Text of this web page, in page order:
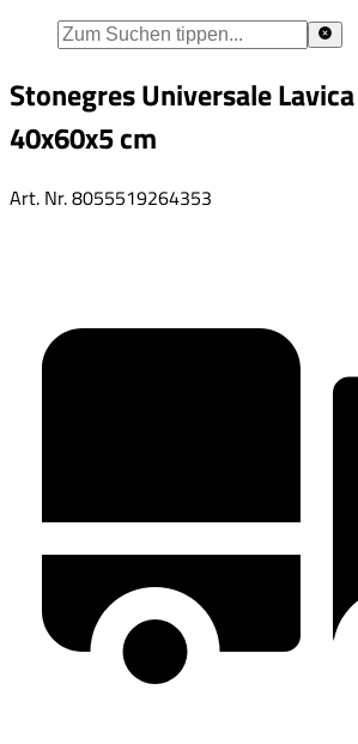
Stonegres Universale
40x60x5 cm
Art. Nr.8055519264353